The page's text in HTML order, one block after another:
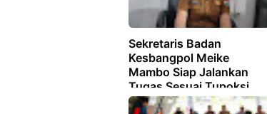
Sekretaris Badan
Kesbangpol Meike
Mambo Siap Jalankan
Tugas Sesuai Tupoksi